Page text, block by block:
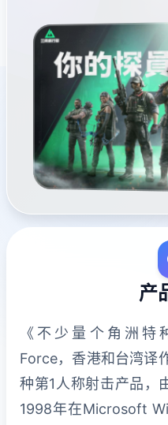
产
《不少量个角洲特
Force，香港和台湾译
种第1人称射击产品，
1998年在Microsoft